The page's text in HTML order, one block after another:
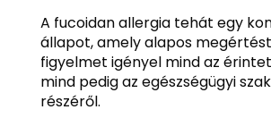
A fucoidan allergia tehát egy
állapot, amely alapos
figyelmet igényel mind az
mind pedig az egészségügyi
részéről.